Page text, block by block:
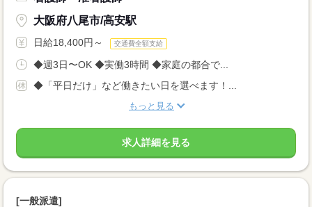
大阪府八尾市/高安駅
日給18,400円～ 交通費全額支給
◆週3日〜OK ◆実働3時間 ◆家庭の都合で...
◆「平日だけ」など働きたい日を選べます！...
もっと見る
求人詳細を見る
[一般派遣]